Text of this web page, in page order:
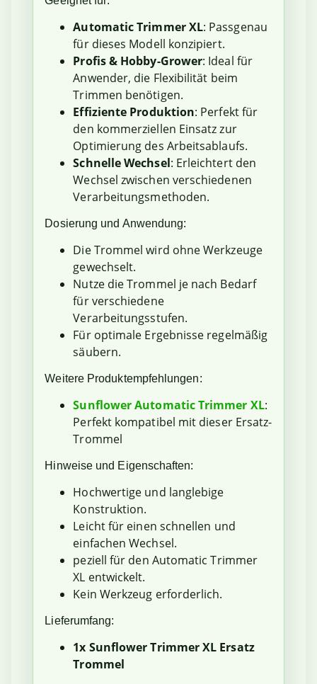
Automatic Trimmer XL: Passgenau
für dieses Modell konzipiert.
Profis & Hobby-Grower: Ideal für
Anwender, die Flexibilität beim
Trimmen benötigen.
Effiziente Produktion: Perfekt für
den kommerziellen Einsatz zur
Optimierung des Arbeitsablaufs.
Schnelle Wechsel: Erleichtert den
Wechsel zwischen verschiedenen
Verarbeitungsmethoden.
Dosierung und Anwendung:
Die Trommel wird ohne Werkzeuge
gewechselt.
Nutze die Trommel je nach Bedarf
für verschiedene
Verarbeitungsstufen.
Für optimale Ergebnisse regelmäßig
säubern.
Weitere Produktempfehlungen:
Sunflower Automatic Trimmer XL:
Perfekt kompatibel mit dieser Ersatz-
Trommel
Hinweise und Eigenschaften:
Hochwertige und langlebige
Konstruktion.
Leicht für einen schnellen und
einfachen Wechsel.
peziell für den Automatic Trimmer
XL entwickelt.
Kein Werkzeug erforderlich.
Lieferumfang:
1x Sunflower Trimmer XL Ersatz
Trommel